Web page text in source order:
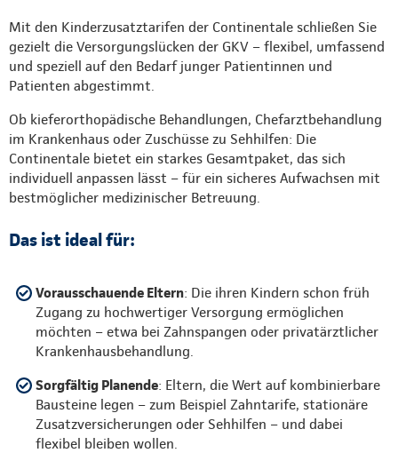
Mit den Kinderzusatztarifen der Continentale schließen Sie
gezielt die Versorgungslücken der GKV – flexibel, umfassend
und speziell auf den Bedarf junger Patientinnen und
Patienten abgestimmt.
Ob kieferorthopädische Behandlungen, Chefarztbehandlung
im Krankenhaus oder Zuschüsse zu Sehhilfen: Die
Continentale bietet ein starkes Gesamtpaket, das sich
individuell anpassen lässt – für ein sicheres Aufwachsen mit
bestmöglicher medizinischer Betreuung.
Das ist ideal für:
Vorausschauende Eltern: Die ihren Kindern schon früh
Zugang zu hochwertiger Versorgung ermöglichen
möchten – etwa bei Zahnspangen oder privatärztlicher
Krankenhausbehandlung.
Sorgfältig Planende: Eltern, die Wert auf kombinierbare
Bausteine legen – zum Beispiel Zahntarife, stationäre
Zusatzversicherungen oder Sehhilfen – und dabei
flexibel bleiben wollen.